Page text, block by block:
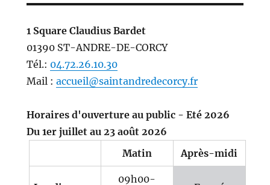
1 Square Claudius Bardet
01390 ST-ANDRE-DE-CORCY
Tél.: 04.72.26.10.30
Mail : accueil@saintandredecorcy.fr
Horaires d'ouverture au public - Eté 2026
Du 1er juillet au 23 août 2026
Matin
Après-midi
09h00-